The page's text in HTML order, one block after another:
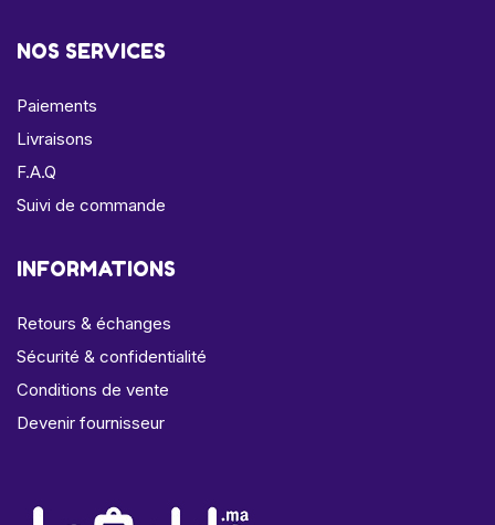
NOS SERVICES
Paiements
Livraisons
F.A.Q
Suivi de commande
INFORMATIONS
Retours & échanges
Sécurité & confidentialité
Conditions de vente
Devenir fournisseur